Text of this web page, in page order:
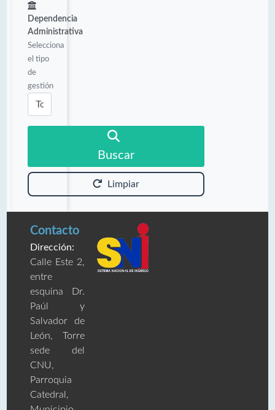
Dependencia
Administrativa
Selecciona
el tipo
de
gestión
Buscar
Limpiar
Contacto
Dirección:
Calle Este 2,
entre
esquina Dr.
Paúl y
Salvador de
León, Torre
sede del
CNU,
Parroquia
Catedral,